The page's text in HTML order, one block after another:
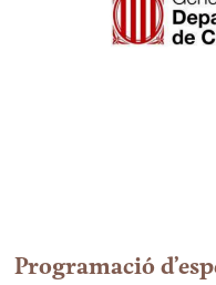
Programació